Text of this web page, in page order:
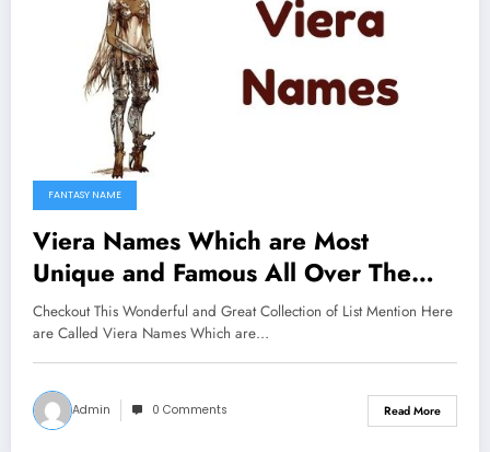
FANTASY NAME
Viera Names Which are Most
Unique and Famous All Over The
Worlds
Checkout This Wonderful and Great Collection of List Mention Here
are Called Viera Names Which are…
Admin 0 Comments Read More